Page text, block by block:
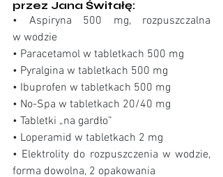
przez Jana Świtałę:
• Aspiryna 500 mg, rozpuszczalna
w wodzie
• Paracetamol w tabletkach 500 mg
• Pyralgina w tabletkach 500 mg
• Ibuprofen w tabletkach 500 mg
• No-Spa w tabletkach 20/40 mg
• Tabletki „na gardło”
• Loperamid w tabletkach 2 mg
• Elektrolity do rozpuszczenia w wodzie,
forma dowolna, 2 opakowania